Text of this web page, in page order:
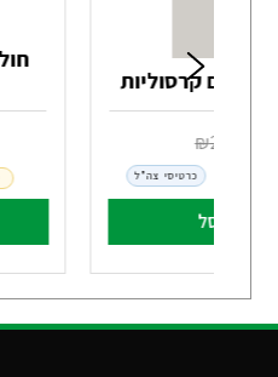
29
לסל
כרטיסי צה"ל